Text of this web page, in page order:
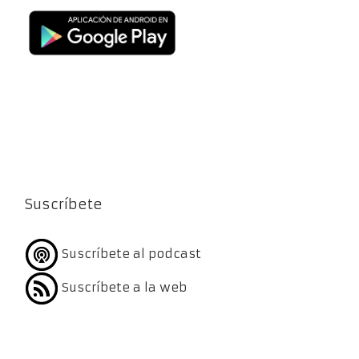
Suscríbete
Suscríbete al podcast
Suscríbete a la web